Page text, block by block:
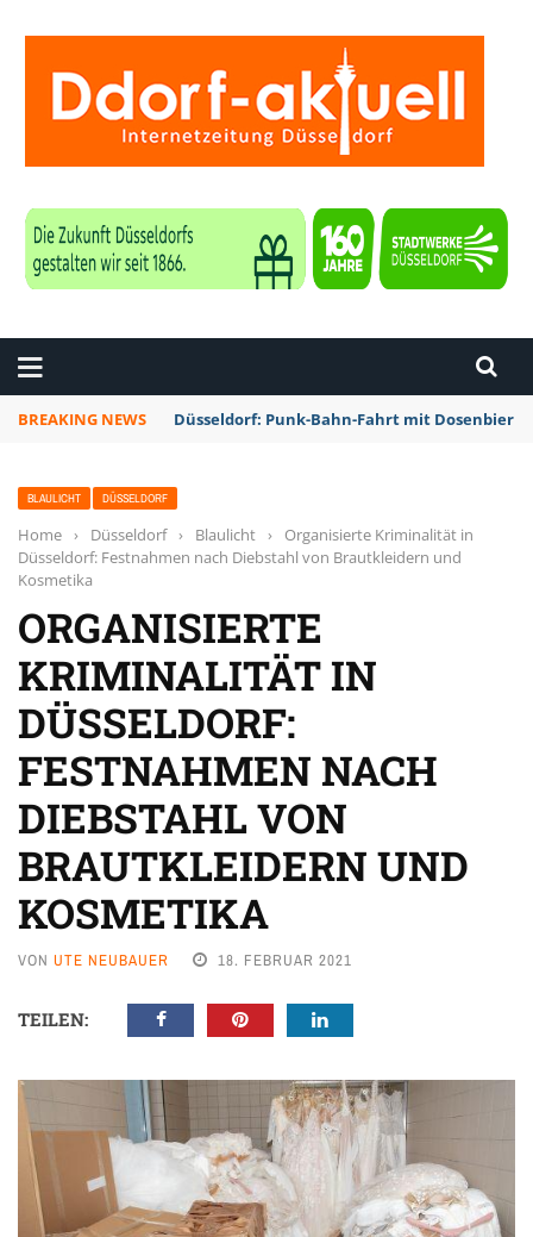
BREAKING NEWS Düsseldorf: Punk-Bahn-Fahrt mit Dosenbier
BLAULICHT DÜSSELDORF
Home › Düsseldorf › Blaulicht ›
Organisierte Kriminalität in
Düsseldorf: Festnahmen nach Diebstahl von Brautkleidern und
Kosmetika
ORGANISIERTE
KRIMINALITÄT IN
DÜSSELDORF:
FESTNAHMEN NACH
DIEBSTAHL VON
BRAUTKLEIDERN UND
KOSMETIKA
VON UTE NEUBAUER 18. FEBRUAR 2021
TEILEN: